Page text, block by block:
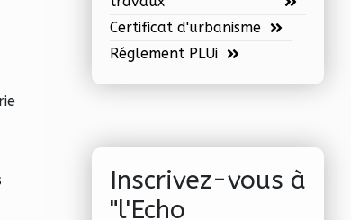
Certificat d'urbanisme
Réglement PLUi
Inscrivez-vous à
"l'Echo